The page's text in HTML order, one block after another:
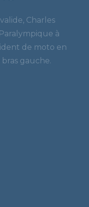
Charles
à
de moto en
gauche.